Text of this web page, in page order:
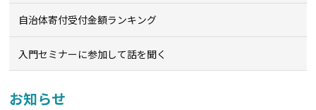
自治体寄付受付金額ランキング
入門セミナーに参加して話を聞く
お知らせ